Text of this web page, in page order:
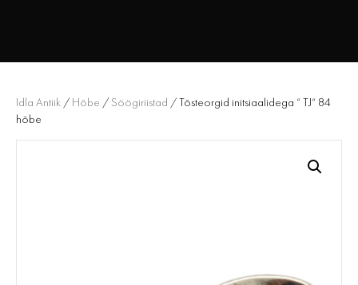
Idla Antiik / Hõbe / Söögiriistad / Tõsteorgid initsiaalidega “ TJ“ 84
hõbe